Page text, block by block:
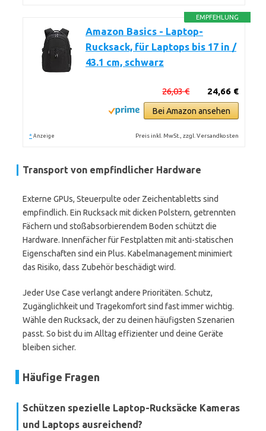
EMPFEHLUNG
Amazon Basics - Laptop-
Rucksack, für Laptops bis 17 in /
43.1 cm, schwarz
24,66 €
26,03 €
Bei Amazon ansehen
* Anzeige Preis inkl. MwSt., zzgl. Versandkosten
Transport von empfindlicher Hardware
Externe GPUs, Steuerpulte oder Zeichentabletts sind
empfindlich. Ein Rucksack mit dicken Polstern, getrennten
Fächern und stoßabsorbierendem Boden schützt die
Hardware. Innenfächer für Festplatten mit anti-statischen
Eigenschaften sind ein Plus. Kabelmanagement minimiert
das Risiko, dass Zubehör beschädigt wird.
Jeder Use Case verlangt andere Prioritäten. Schutz,
Zugänglichkeit und Tragekomfort sind fast immer wichtig.
Wähle den Rucksack, der zu deinen häufigsten Szenarien
passt. So bist du im Alltag effizienter und deine Geräte
bleiben sicher.
Häufige Fragen
Schützen spezielle Laptop-Rucksäcke Kameras
und Laptops ausreichend?